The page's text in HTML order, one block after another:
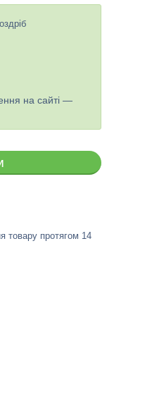
на сайті —
товару протягом 14